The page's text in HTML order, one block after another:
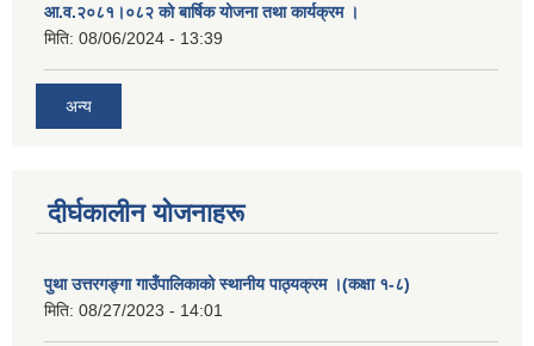
आ.व.२०८१।०८२ को बार्षिक योजना तथा कार्यक्रम ।
मिति: 08/06/2024 - 13:39
अन्य
दीर्घकालीन योजनाहरू
पुथा उत्तरगङ्गा गाउँपालिकाको स्थानीय पाठ्यक्रम ।(कक्षा १-८)
मिति: 08/27/2023 - 14:01